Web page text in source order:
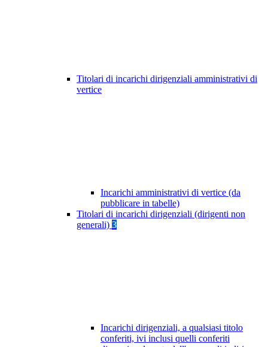
Titolari di incarichi dirigenziali amministrativi di
vertice
Incarichi amministrativi di vertice (da
pubblicare in tabelle)
Titolari di incarichi dirigenziali (dirigenti non
generali) 3
Incarichi dirigenziali, a qualsiasi titolo
conferiti, ivi inclusi quelli conferiti